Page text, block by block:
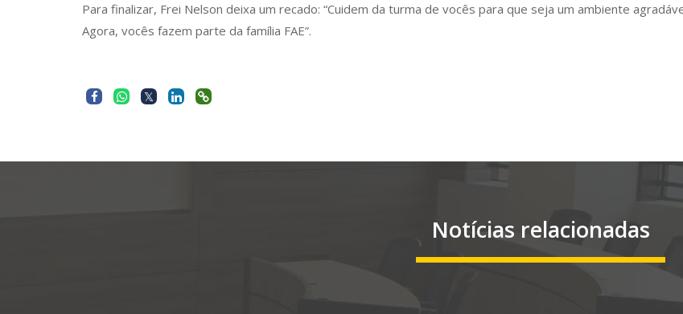
Para finalizar, Frei Nelson deixa um recado: “Cuidem da turma de vocês para que seja um ambiente
Agora, vocês fazem parte da família FAE”.
Notícias relacionadas